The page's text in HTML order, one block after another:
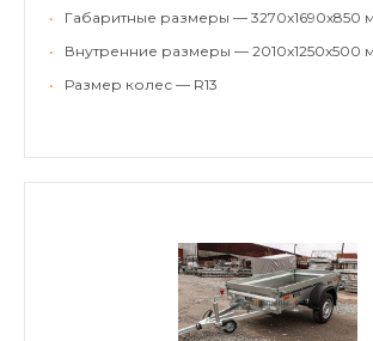
•
Габаритные размеры — 3270х1690х850
•
Внутренние размеры — 2010х1250х500
•
Размер колес — R13